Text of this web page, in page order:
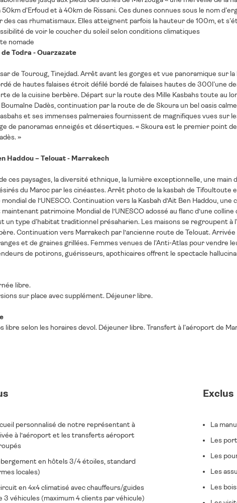
50km d'Erfoud et à 40km de Rissani. Ces dunes connues sous le nom
cas rhumatismaux. Elles atteignent parfois la hauteur de 100m, et
de voir le coucher du soleil selon conditions climatiques
nomade
Todra - Ouarzazate
de Touroug, Tinejdad. Arrêt avant les gorges et vue panoramique sur
de hautes falaises étroit défilé bordé de falaises hautes de 300l'une
de la cuisine berbère. Départ sur la route des Mille Kasbahs toute au
Boumalne Dadès, continuation par la route de de Skoura un bel oasis
et ses immenses palmeraies fournissent de magnifiques vues sur
de panoramas enneigés et désertiques. « Skoura est le premier point
»
Haddou – Telouat - Marrakech
ces paysages, la diversité ethnique, la lumière exceptionnelle, une
du Maroc par les cinéastes. Arrêt photo de la kasbah de
de l’UNESCO. Continuation vers la Kasbah d’Ait Ben Haddou,
patrimoine Mondial de l’UNESCO adossé au flanc d’une colline
un type d'habitat traditionnel présaharien. Les maisons se regroupent
Continuation vers Marrakech par l’ancienne route de Telouat. Arrivée
et de graines grillées. Femmes venues de l'Anti-Atlas pour vendre
de potirons, guérisseurs, apothicaires offrent le spectacle
libre.
sur place avec supplément. Déjeuner libre.
libre selon les horaires devol. Déjeuner libre. Transfert à l'aéroport de
personnalisé de notre représentant à
à l’aéroport et les transferts aéroport
en hôtels 3/4 étoiles, standard
locales)
en 4x4 climatisé avec chauffeurs/guides
3 véhicules (maximum 4 clients par véhicule)
Exclus
La
Les
Les
Les
Les